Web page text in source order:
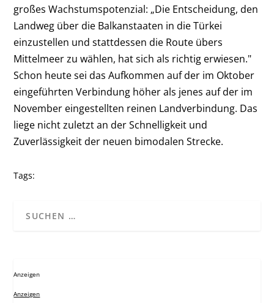
großes Wachstumspotenzial: „Die Entscheidung, den
Landweg über die Balkanstaaten in die Türkei
einzustellen und stattdessen die Route übers
Mittelmeer zu wählen, hat sich als richtig erwiesen."
Schon heute sei das Aufkommen auf der im Oktober
eingeführten Verbindung höher als jenes auf der im
November eingestellten reinen Landverbindung. Das
liege nicht zuletzt an der Schnelligkeit und
Zuverlässigkeit der neuen bimodalen Strecke.
Tags:
Anzeigen
Anzeigen